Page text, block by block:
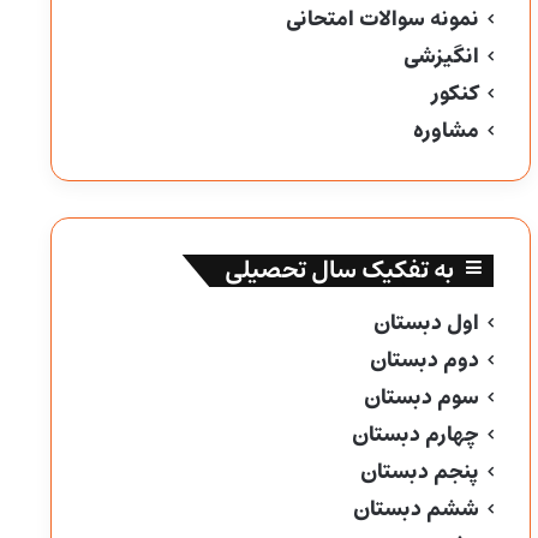
نمونه سوالات امتحانی
انگیزشی
کنکور
مشاوره
به تفکیک سال تحصیلی
اول دبستان
دوم دبستان
سوم دبستان
چهارم دبستان
پنجم دبستان
ششم دبستان